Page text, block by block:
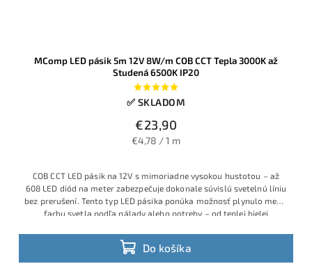
MComp LED pásik 5m 12V 8W/m COB CCT Tepla 3000K až
Studená 6500K IP20
✅ SKLADOM
€23,90
€4,78 / 1 m
Do košíka
COB CCT LED pásik na 12V s mimoriadne vysokou hustotou – až
608 LED diód na meter zabezpečuje dokonale súvislú svetelnú líniu
bez prerušení. Tento typ LED pásika ponúka možnosť plynulo meniť
farbu svetla podľa nálady alebo potreby – od teplej bielej
(všestranné denné osvetlenie) až po studenú bielu (ostré a
technické svetlo).
požadovaná flexibilita nastavenia teploty svetla – v obývačkách,
kuchyniach, pracovniciach či výstavných priestoroch. Jeden pásik,